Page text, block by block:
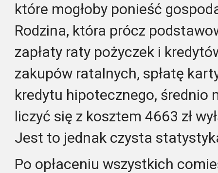
które mogłoby ponieść
Rodzina, która prócz
zapłaty raty pożyczek i
zakupów ratalnych, spłatę
kredytu hipotecznego, średnio
liczyć się z kosztem 4663 zł
Jest to jednak czysta
Po opłaceniu wszystkich